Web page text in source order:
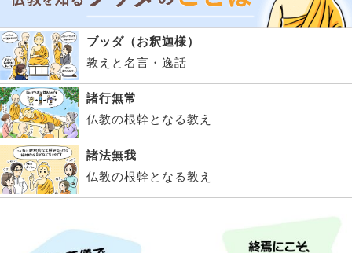
ブッダ（お釈迦様）
教えと名言・逸話
諸行無常
仏教の根幹となる教え
諸法無我
仏教の根幹となる教え